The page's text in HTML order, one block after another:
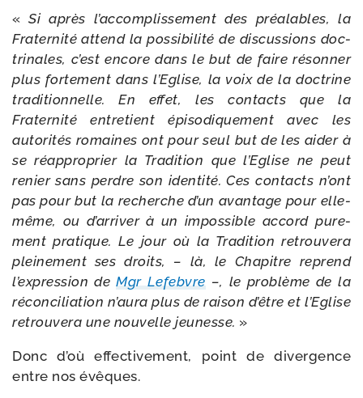
«Si après l’accomplissement des préa­lables, la
Fraternité attend la pos­si­bi­li­té de dis­cus­sions doc­
tri­nales, c’est encore dans le but de faire réson­ner
plus for­te­ment dans l’Eglise, la voix de la doc­trine
tra­di­tion­nelle. En effet, les contacts que la
Fraternité entre­tient épi­so­di­que­ment avec les
auto­ri­tés romaines ont pour seul but de les aider à
se réap­pro­prier la Tradition que l’Eglise ne peut
renier sans perdre son iden­ti­té. Ces contacts n’ont
pas pour but la recherche d’un avan­tage pour elle-​
même, ou d’arriver à un impos­sible accord pure­
ment pra­tique. Le jour où la Tradition retrou­ve­ra
plei­ne­ment ses droits, – là, le Chapitre reprend
l’expression deMgr Lefebvre–, le pro­blème de la
récon­ci­lia­tion n’aura plus de rai­son d’être et l’Eglise
retrou­ve­ra une nou­velle jeu­nesse. »
Donc d’où effec­ti­ve­ment, point de diver­gence
entre nos évêques.